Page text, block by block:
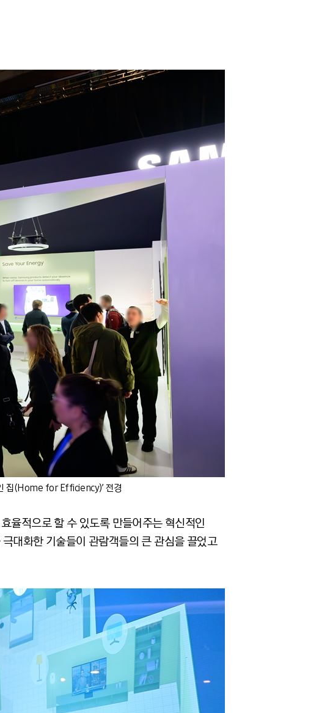
집(Home for Efficiency)’ 전경
율적으로 할 수 있도록 만들어주는 혁신적인
대화한 기술들이 관람객들의 큰 관심을 끌었고